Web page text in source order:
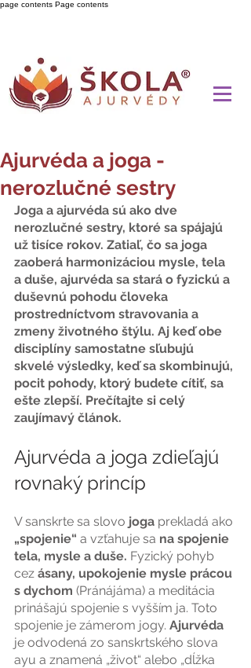
page contents Page contents
Ajurvéda a joga -
nerozlučné sestry
Joga a ajurvéda sú ako dve
nerozlučné sestry, ktoré sa spájajú
už tisíce rokov. Zatiaľ, čo sa joga
zaoberá harmonizáciou mysle, tela
a duše, ajurvéda sa stará o fyzickú a
duševnú pohodu človeka
prostredníctvom stravovania a
zmeny životného štýlu. Aj keď obe
disciplíny samostatne sľubujú
skvelé výsledky, keď sa skombinujú,
pocit pohody, ktorý budete cítiť, sa
ešte zlepší. Prečítajte si celý
zaujímavý článok.
Ajurvéda a joga zdieľajú
rovnaký princíp
V sanskrte sa slovo joga prekladá ako
„spojenie“ a vzťahuje sa na spojenie
tela, mysle a duše. Fyzický pohyb
cez ásany, upokojenie mysle prácou
s dychom (Pránájáma) a meditácia
prinášajú spojenie s vyšším ja. Toto
spojenie je zámerom jogy. Ajurvéda
je odvodená zo sanskrtského slova
ayu a znamená „život“ alebo „dĺžka